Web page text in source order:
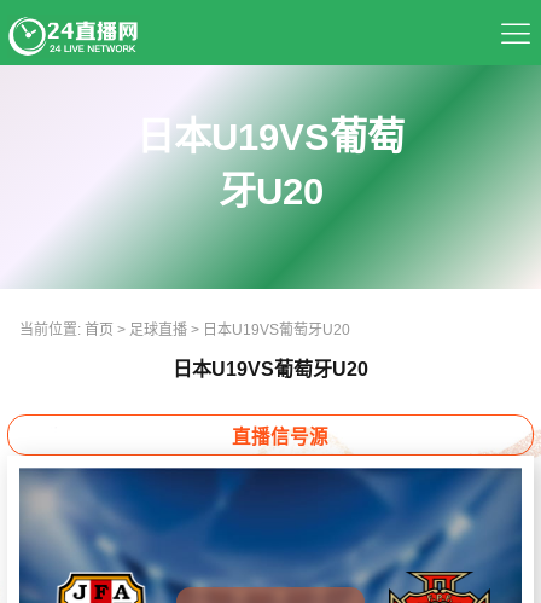
资讯
热门球队
推荐录像
精彩视频
日本U19VS葡萄
牙U20
当前位置: 首页 > 足球直播> 日本U19VS葡萄牙U20
日本U19VS葡萄牙U20
直播信号源